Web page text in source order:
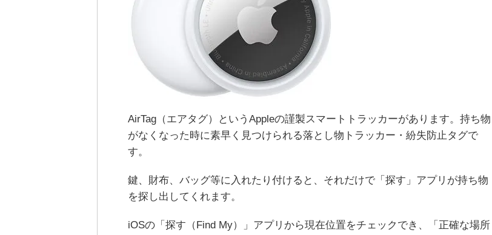
AirTag（エアタグ）というAppleの謹製スマートトラッカーがあります。持ち物
がなくなった時に素早く見つけられる落とし物トラッカー・紛失防止タグで
す。
鍵、財布、バッグ等に入れたり付けると、それだけで「探す」アプリが持ち物
を探し出してくれます。
iOSの「探す（Find My）」アプリから現在位置をチェックでき、「正確な場所